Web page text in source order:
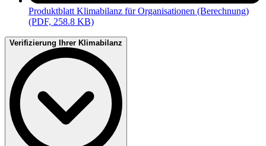
Produktblatt Klimabilanz für Organisationen (Berechnung)
(PDF, 258.8 KB)
Verifizierung Ihrer Klimabilanz